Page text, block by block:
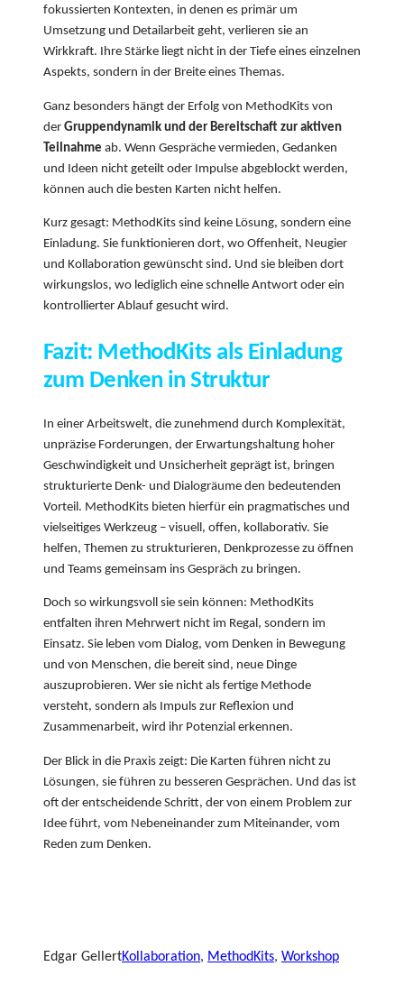
fokussierten Kontexten, in denen es primär um
Umsetzung und Detailarbeit geht, verlieren sie an
Wirkkraft. Ihre Stärke liegt nicht in der Tiefe eines einzelnen
Aspekts, sondern in der Breite eines Themas.
Ganz besonders hängt der Erfolg von MethodKits von
derGruppendynamik und der Bereitschaft zur aktiven
Teilnahme ab. Wenn Gespräche vermieden, Gedanken
und Ideen nicht geteilt oder Impulse abgeblockt werden,
können auch die besten Karten nicht helfen.
Kurz gesagt: MethodKits sind keine Lösung, sondern eine
Einladung. Sie funktionieren dort, wo Offenheit, Neugier
und Kollaboration gewünscht sind. Und sie bleiben dort
wirkungslos, wo lediglich eine schnelle Antwort oder ein
kontrollierter Ablauf gesucht wird.
Fazit: MethodKits als Einladung
zum Denken in Struktur
In einer Arbeitswelt, die zunehmend durch Komplexität,
unpräzise Forderungen, der Erwartungshaltung hoher
Geschwindigkeit und Unsicherheit geprägt ist, bringen
strukturierte Denk- und Dialogräume den bedeutenden
Vorteil. MethodKits bieten hierfür ein pragmatisches und
vielseitiges Werkzeug – visuell, offen, kollaborativ. Sie
helfen, Themen zu strukturieren, Denkprozesse zu öffnen
und Teams gemeinsam ins Gespräch zu bringen.
Doch so wirkungsvoll sie sein können: MethodKits
entfalten ihren Mehrwert nicht im Regal, sondern im
Einsatz. Sie leben vom Dialog, vom Denken in Bewegung
und von Menschen, die bereit sind, neue Dinge
auszuprobieren. Wer sie nicht als fertige Methode
versteht, sondern als Impuls zur Reflexion und
Zusammenarbeit, wird ihr Potenzial erkennen.
Der Blick in die Praxis zeigt: Die Karten führen nicht zu
Lösungen, sie führen zu besseren Gesprächen. Und das ist
oft der entscheidende Schritt, der von einem Problem zur
Idee führt, vom Nebeneinander zum Miteinander, vom
Reden zum Denken.
Edgar GellertKollaboration, MethodKits, Workshop